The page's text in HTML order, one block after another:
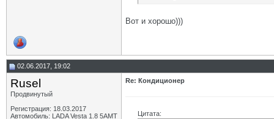
Вот и хорошо)))
02.06.2017, 19:02
Rusel
Продвинутый
Регистрация: 18.03.2017
Автомобиль: LADA Vesta 1.8 5АМТ
Re: Кондиционер
Цитата: